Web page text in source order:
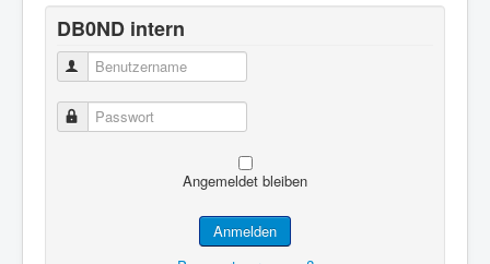
DB0ND intern
Benutzername
Passwort
Angemeldet bleiben
Anmelden